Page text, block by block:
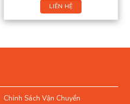
LIÊN HỆ
Chính Sách Vận Chuyển